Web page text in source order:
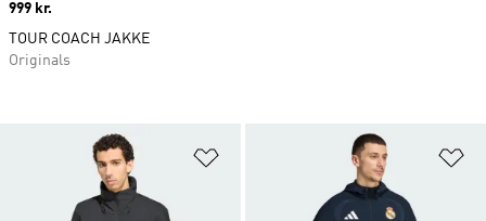
Price
999 kr.
TOUR COACH JAKKE
Originals